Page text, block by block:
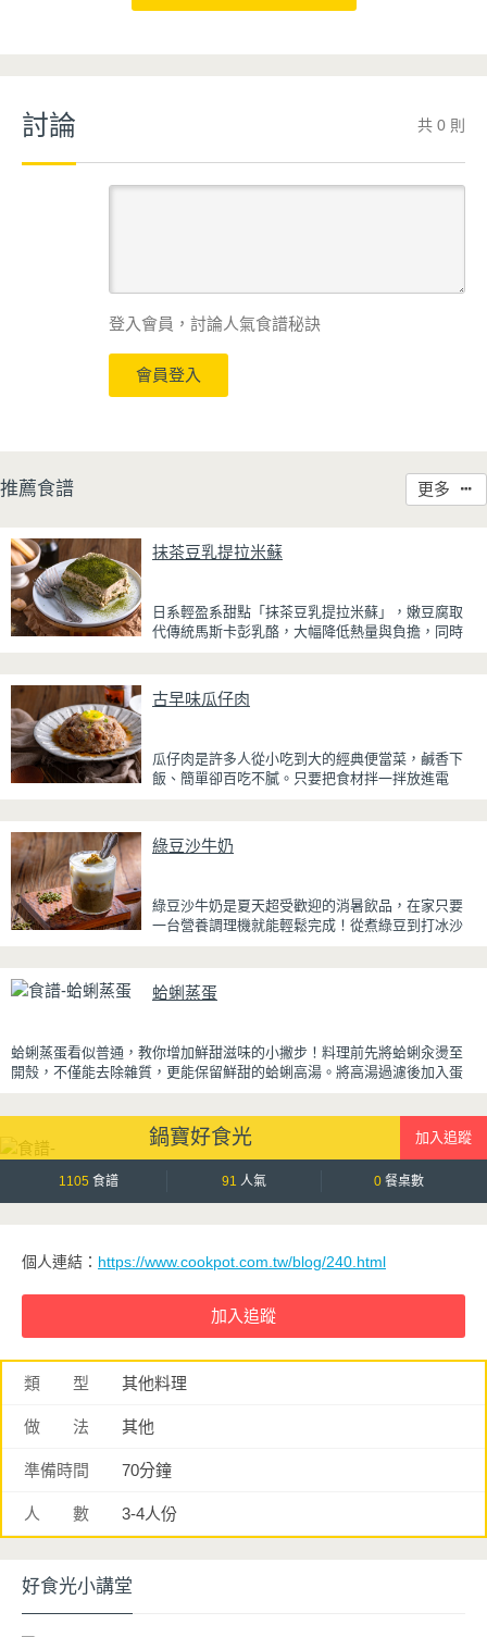
討論 共 0 則
登入會員，討論人氣食譜秘訣
會員登入
推薦食譜 更多
抹茶豆乳提拉米蘇
日系輕盈系甜點「抹茶豆乳提拉米蘇」，嫩豆腐取
代傳統馬斯卡彭乳酪，大幅降低熱量與負擔，同時
厚重，搭配帶微苦茶香的抹茶與香氣濃郁的黃豆
粉，甜而不膩，層次更加豐富。
吃到淡淡的茶香。相較於傳統提拉米蘇，這款更清
爽、更低負擔，無論是下午茶、飯後甜點，或是正
古早味瓜仔肉
瓜仔肉是許多人從小吃到大的經典便當菜，鹹香下
飯、簡單卻百吃不膩。只要把食材拌一拌放進電
蒸好的瓜仔肉鮮嫩多汁，絞肉吸飽脆瓜醬汁的甘甜
滿濃濃古早味，帶便當、配稀飯、配白飯都好吃，
讓人忍不住多扒好幾口飯，是一道簡單又美味的經
綠豆沙牛奶
綠豆沙牛奶是夏天超受歡迎的消暑飲品，在家只要
一台營養調理機就能輕鬆完成！從煮綠豆到打冰沙
先把綠豆煮到綿密鬆軟，再攪打成綠豆沙，最後跟
炎夏日一定要喝一杯！
蛤蜊蒸蛋
蛤蜊蒸蛋看似普通，教你增加鮮甜滋味的小撇步！料理前先將蛤蜊汆燙至
開殼，不僅能去除雜質，更能保留鮮甜的蛤蜊高湯。將高湯過濾後加入蛋
蒸蛋口感柔嫩細緻、入口即化，搭配飽滿彈牙的蛤蜊，鮮、甜、嫩三種口
感一次滿足。最後撒上蔥花提香，簡單調味就能襯托食材原味，是一道全
家人都會愛的家常料理。
鍋寶好食光
1105 食譜 91 人氣 0 餐桌數
個人連結： https://www.cookpot.com.tw/blog/240.html
類 型 其他料理
做 法 其他
準備時間 70分鐘
人 數 3-4人份
好食光小講堂